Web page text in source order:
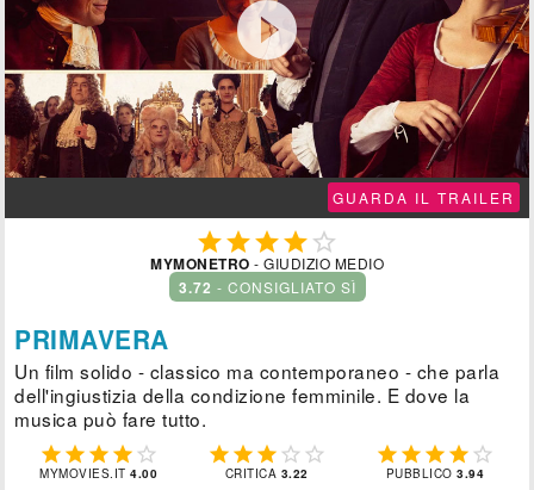

GUARDA IL TRAILER
 
MYMONETRO - GIUDIZIO MEDIO
3.72 - CONSIGLIATO SÌ
PRIMAVERA
Un film solido - classico ma contemporaneo - che parla
dell'ingiustizia della condizione femminile. E dove la
musica può fare tutto.
    
MYMOVIES.IT4.00
    
CRITICA 3.22
    
PUBBLICO3.94